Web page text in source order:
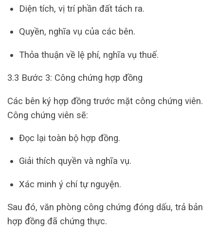
Diện tích, vị trí phần đất tách ra.
Quyền, nghĩa vụ của các bên.
Thỏa thuận về lệ phí, nghĩa vụ thuế.
3.3 Bước 3: Công chứng hợp đồng
Các bên ký hợp đồng trước mặt công chứng viên.
Công chứng viên sẽ:
Đọc lại toàn bộ hợp đồng.
Giải thích quyền và nghĩa vụ.
Xác minh ý chí tự nguyện.
Sau đó, văn phòng công chứng đóng dấu, trả bản
hợp đồng đã chứng thực.